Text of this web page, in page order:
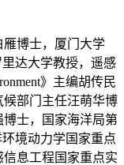
博士，厦门大学
达大学教授，遥感
》主编胡传民
部门主任汪萌华博
士，国家海洋局第
境动力学国家重点
息工程国家重点实